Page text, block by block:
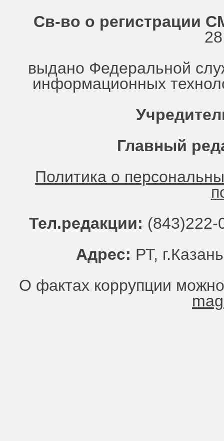
Св-во о регистрации
выдано Федеральной
информационных
Главный
Политика о
Тел.редакции:
Адрес: РТ,
О фактах коррупции